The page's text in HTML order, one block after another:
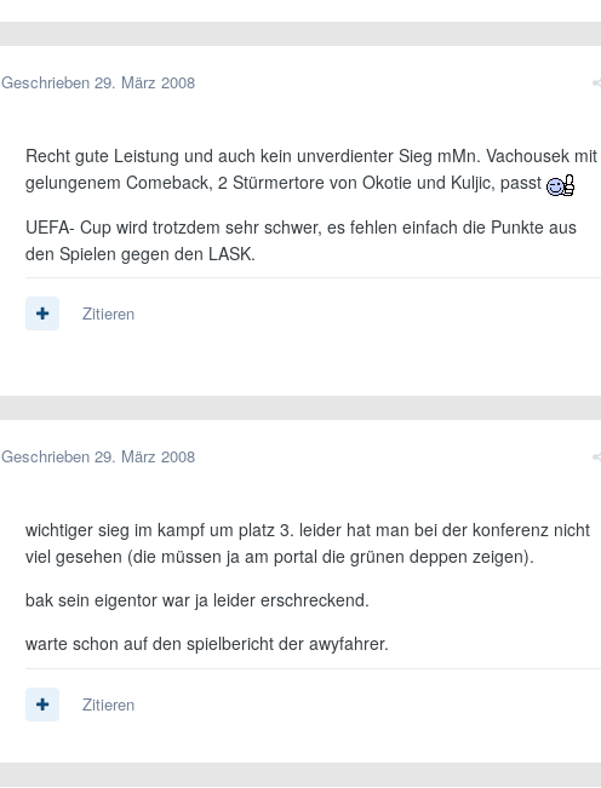
Geschrieben 29. März 2008
Recht gute Leistung und auch kein unverdienter Sieg mMn. Vachousek mit
gelungenem Comeback, 2 Stürmertore von Okotie und Kuljic, passt
UEFA- Cup wird trotzdem sehr schwer, es fehlen einfach die Punkte aus
den Spielen gegen den LASK.
Zitieren
Geschrieben 29. März 2008
wichtiger sieg im kampf um platz 3. leider hat man bei der konferenz nicht
viel gesehen (die müssen ja am portal die grünen deppen zeigen).
bak sein eigentor war ja leider erschreckend.
warte schon auf den spielbericht der awyfahrer.
Zitieren